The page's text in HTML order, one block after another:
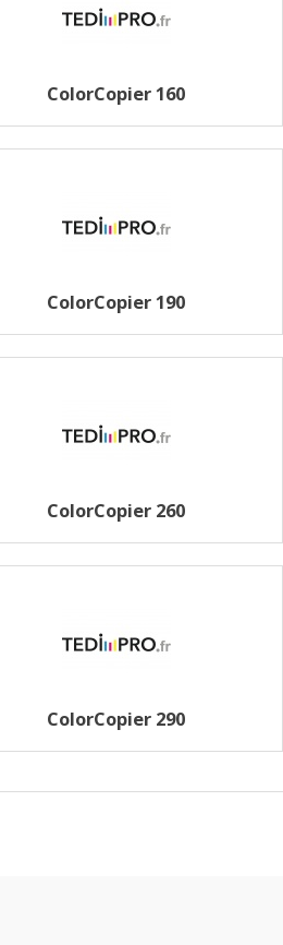
ColorCopier 160
ColorCopier 190
ColorCopier 260
ColorCopier 290